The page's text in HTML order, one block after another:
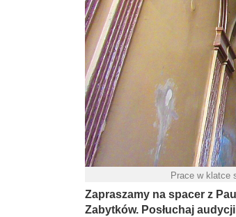
Prace w klatce
Zapraszamy na spacer z
Zabytków. Posłuchaj audycji